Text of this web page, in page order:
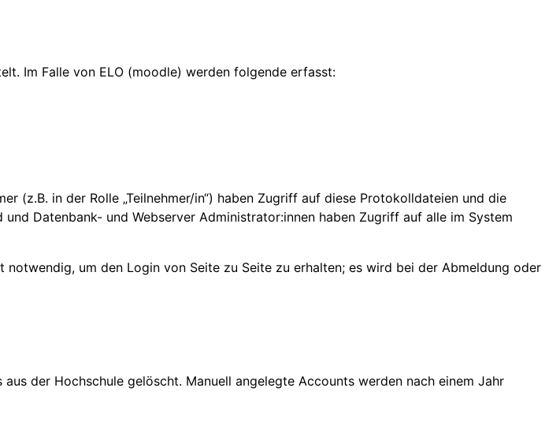
Im Falle von ELO (moodle) werden folgende erfasst:
(z.B. in der Rolle „Teilnehmer/in“) haben Zugriff auf diese Protokolldateien und die
Datenbank- und Webserver Administrator:innen haben Zugriff auf alle im System
um den Login von Seite zu Seite zu erhalten; es wird bei der Abmeldung oder
der Hochschule gelöscht. Manuell angelegte Accounts werden nach einem Jahr